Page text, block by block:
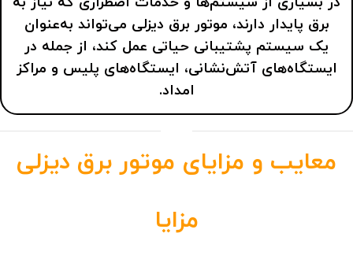
برق پایدار دارند، موتور برق دیزلی می‌تواند به‌عنوان
یک سیستم پشتیبانی حیاتی عمل کند، از جمله در
ایستگاه‌های آتش‌نشانی، ایستگاه‌های پلیس و مراکز
امداد.
معایب و مزایای موتور برق دیزلی
مزایا